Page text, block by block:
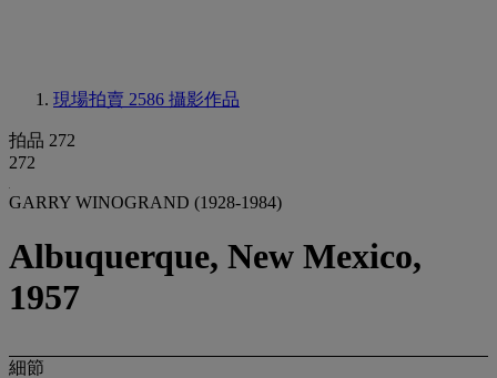
現場拍賣 2586 攝影作品
拍品 272
272
GARRY WINOGRAND (1928-1984)
Albuquerque, New Mexico,
1957
細節